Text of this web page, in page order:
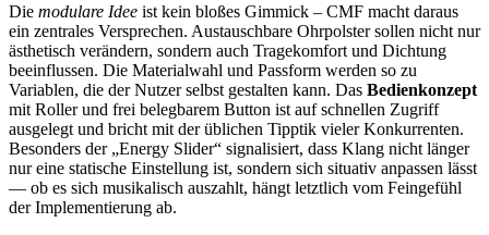
Die modulare Idee ist kein bloßes Gimmick – CMF macht daraus
ein zentrales Versprechen. Austauschbare Ohrpolster sollen nicht nur
ästhetisch verändern, sondern auch Tragekomfort und Dichtung
beeinflussen. Die Materialwahl und Passform werden so zu
Variablen, die der Nutzer selbst gestalten kann. Das Bedienkonzept
mit Roller und frei belegbarem Button ist auf schnellen Zugriff
ausgelegt und bricht mit der üblichen Tipptik vieler Konkurrenten.
Besonders der „Energy Slider“ signalisiert, dass Klang nicht länger
nur eine statische Einstellung ist, sondern sich situativ anpassen lässt
— ob es sich musikalisch auszahlt, hängt letztlich vom Feingefühl
der Implementierung ab.